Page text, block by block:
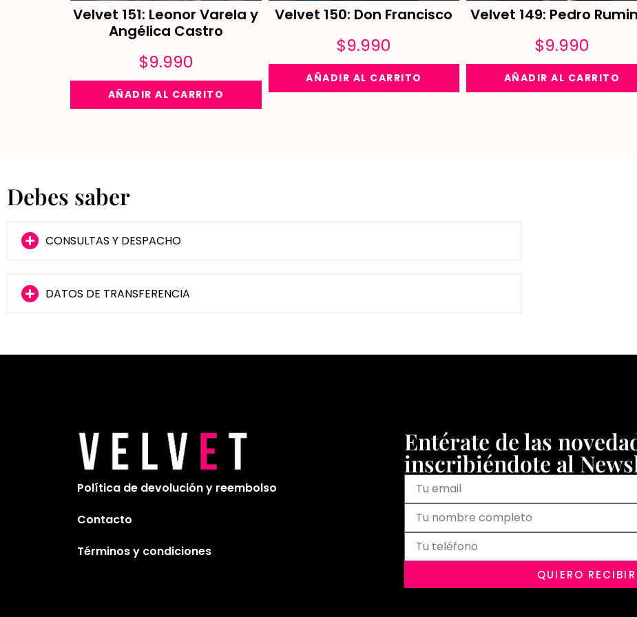
Velvet 151: Leonor Varela y
Angélica Castro
$9.990
AÑADIR AL CARRITO
Velvet 150: Don Francisco
$9.990
AÑADIR AL CARRITO
Velvet 149: Pedro
$9.990
AÑADIR AL CARRITO
Debes saber
CONSULTAS Y DESPACHO
DATOS DE TRANSFERENCIA
Política de devolución y reembolso
Contacto
Términos y condiciones
Entérate de las
inscribiéndote al
QUIERO